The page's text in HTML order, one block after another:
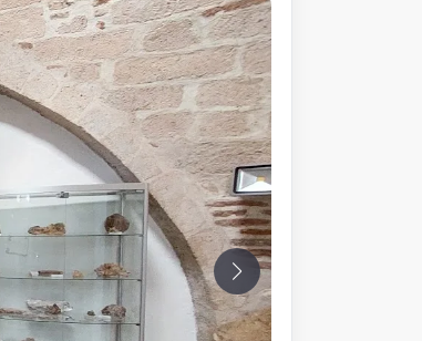
10Fotoğraf